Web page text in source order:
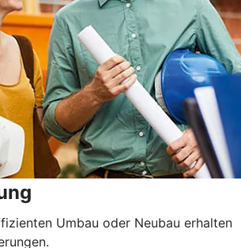
Umbau oder Neubau erhalten